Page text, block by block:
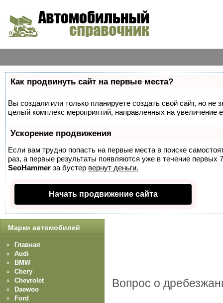
Как продвинуть сайт на первые места?
Вы создали или только планируете создать свой сайт, но не
целый комплекс мероприятий, направленных на увеличение
Ускорение продвижения
Если вам трудно попасть на первые места в поиске
раз, а первые результаты появляются уже в течение первых
SeoHammer за бустер вернут деньги.
Начать продвижение сайта
Вопрос о
Марки автомобилей
Главная
Audi
BMW
Chery
Chevrolet
Daewoo
Ford